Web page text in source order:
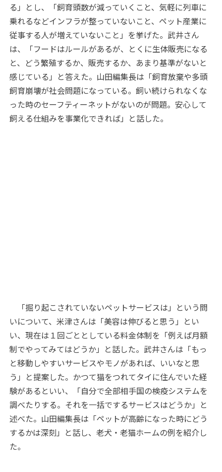
る」とし、「飼育頭数が減っていくこと、気軽に列車に
乗れるなどインフラが整っていないこと、ペット産業に
従事する人が増えていないこと」を挙げた。武井さん
は、「フードはルールがあるが、とくに生体販売になる
と、どう繁殖するか、販売するか、あまり基準がないと
感じている」と答えた。山田編集長は「飼育放棄や多頭
飼育崩壊が社会問題になっている。飼い続けられなくな
った時のセーフティーネットがないのが問題。安心して
飼える仕組みを事業化できれば」と話した。
「掘り起こされていないペットサービスは」という問
いについて、米津さんは「美容は伸びると思う」とい
い、現在は１回ごととしている料金体制を「例えば月額
制でやってみてはどうか」と話した。武井さんは「もっ
と移動しやすいサービスやモノがあれば、いいなと思
う」と提案した。かつて猫をつれてタイに住んでいた経
験があるといい、「自分で全部相手国の検疫システムを
調べたりする。それを一括でするサービスはどうか」と
述べた。山田編集長は「ペットが高齢になった時にどう
するかは深刻」と話し、老犬・老猫ホームの例を紹介し
た。